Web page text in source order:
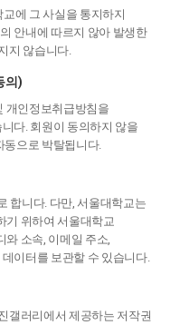
에 그 사실을 통지하지
안내에 따르지 않아 발생한
지 않습니다.
의)
개인정보취급방침을
다. 회원이 동의하지 않을
동으로 박탈됩니다.
합니다. 다만, 서울대학교는
기 위하여 서울대학교
와 소속, 이메일 주소,
이터를 보관할 수 있습니다.
갤러리에서 제공하는 저작권